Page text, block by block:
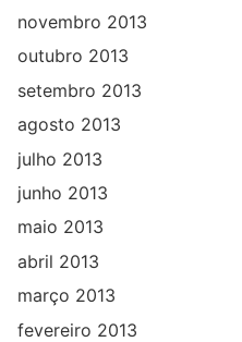
novembro 2013
outubro 2013
setembro 2013
agosto 2013
julho 2013
junho 2013
maio 2013
abril 2013
março 2013
fevereiro 2013